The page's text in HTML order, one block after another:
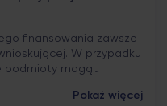
finansowania zawsze
W przypadku
podmioty mogą
klienta nadal jest
Pokaż więcej